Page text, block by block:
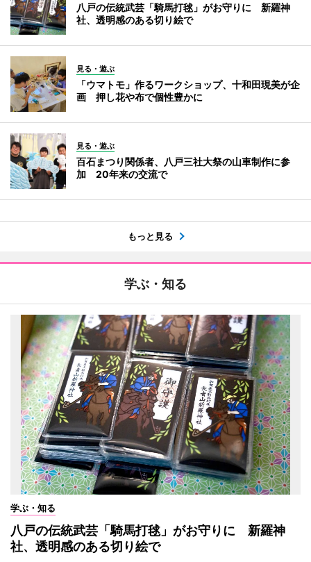
八戸の伝統武芸「騎馬打毬」がお守りに 新羅神
社、透明感のある切り絵で
見る・遊ぶ
「ウマトモ」作るワークショップ、十和田現美が企
画 押し花や布で個性豊かに
見る・遊ぶ
百石まつり関係者、八戸三社大祭の山車制作に参
加 20年来の交流で
もっと見る
学ぶ・知る
学ぶ・知る
八戸の伝統武芸「騎馬打毬」がお守りに 新羅神
社、透明感のある切り絵で